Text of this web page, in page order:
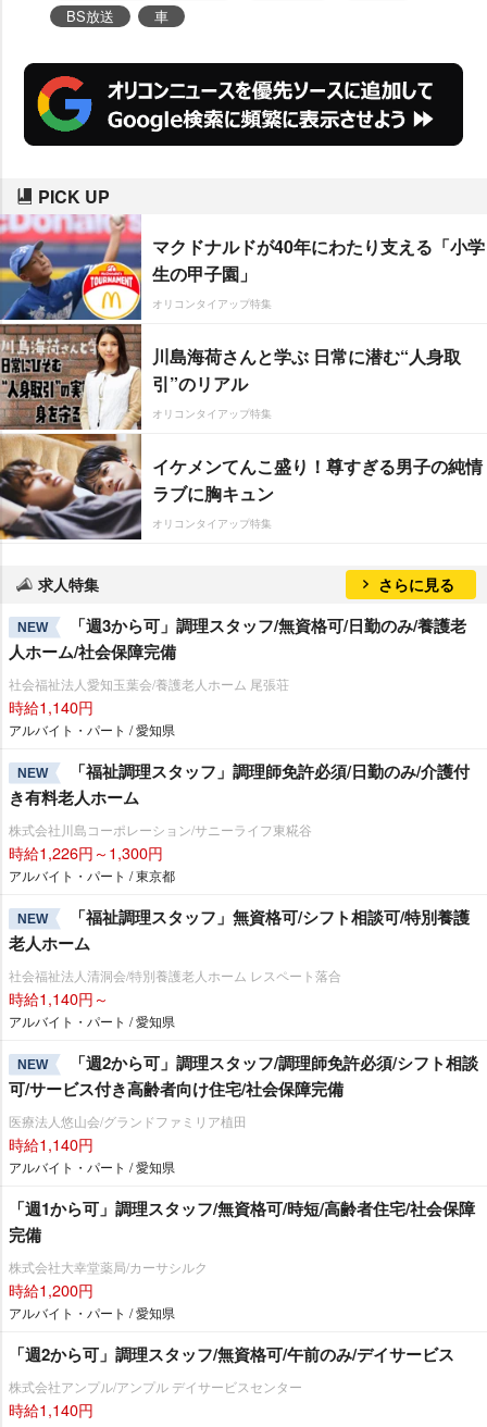
BS放送
車
PICK UP
マクドナルドが40年にわたり支える「小学
生の甲子園」
オリコンタイアップ特集
川島海荷さんと学ぶ 日常に潜む“人身取
引”のリアル
オリコンタイアップ特集
イケメンてんこ盛り！尊すぎる男子の純情
ラブに胸キュン
オリコンタイアップ特集
求人特集 さらに見る
NEW
「週3から可」調理スタッフ/無資格可/日勤のみ/養護老
人ホーム/社会保障完備
社会福祉法人愛知玉葉会/養護老人ホーム 尾張荘
時給1,140円
アルバイト・パート / 愛知県
NEW
「福祉調理スタッフ」調理師免許必須/日勤のみ/介護付
き有料老人ホーム
株式会社川島コーポレーション/サニーライフ東糀谷
時給1,226円～1,300円
アルバイト・パート / 東京都
NEW
「福祉調理スタッフ」無資格可/シフト相談可/特別養護
老人ホーム
社会福祉法人清洞会/特別養護老人ホーム レスペート落合
時給1,140円～
アルバイト・パート / 愛知県
NEW
「週2から可」調理スタッフ/調理師免許必須/シフト相談
可/サービス付き高齢者向け住宅/社会保障完備
医療法人悠山会/グランドファミリア植田
時給1,140円
アルバイト・パート / 愛知県
「週1から可」調理スタッフ/無資格可/時短/高齢者住宅/社会保障
完備
株式会社大幸堂薬局/カーサシルク
時給1,200円
アルバイト・パート / 愛知県
「週2から可」調理スタッフ/無資格可/午前のみ/デイサービス
株式会社アンプル/アンプル デイサービスセンター
時給1,140円